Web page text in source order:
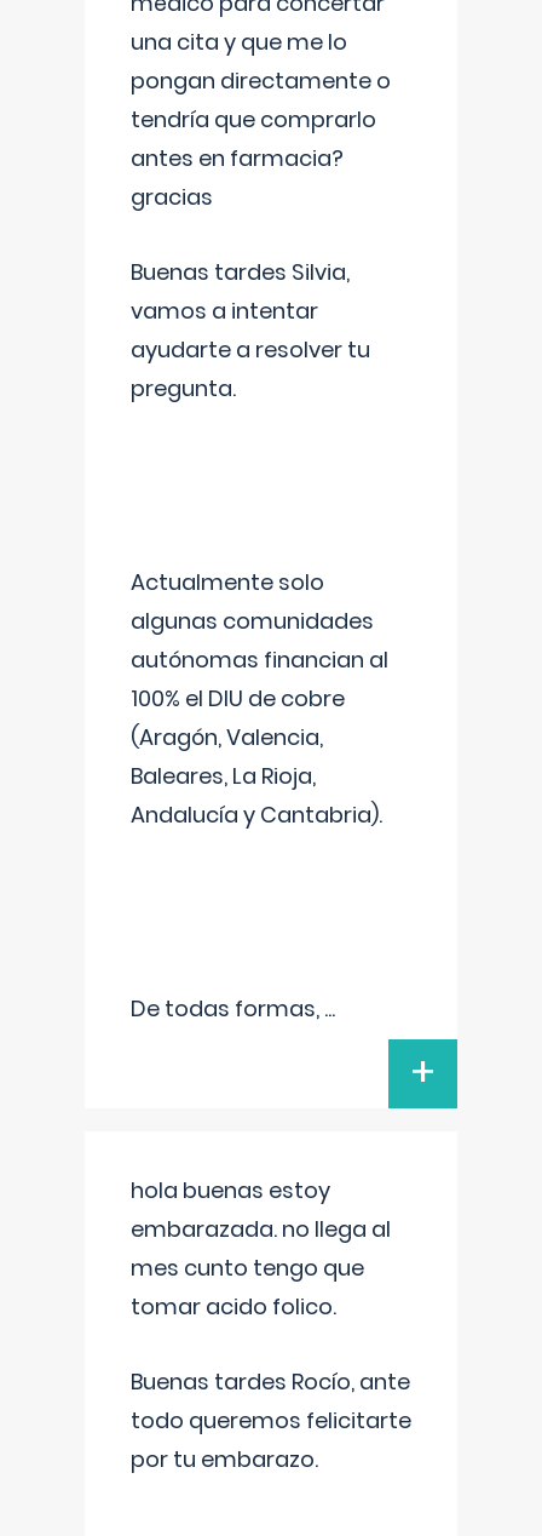
una cita y que me lo
pongan directamente o
tendría que comprarlo
antes en farmacia?
gracias
Buenas tardes Silvia,
vamos a intentar
ayudarte a resolver tu
pregunta.
Actualmente solo
algunas comunidades
autónomas financian al
100% el DIU de cobre
(Aragón, Valencia,
Baleares, La Rioja,
Andalucía y Cantabria).
De todas formas, ...
+
hola buenas estoy
embarazada. no llega al
mes cunto tengo que
tomar acido folico.
Buenas tardes Rocío, ante
todo queremos felicitarte
por tu embarazo.